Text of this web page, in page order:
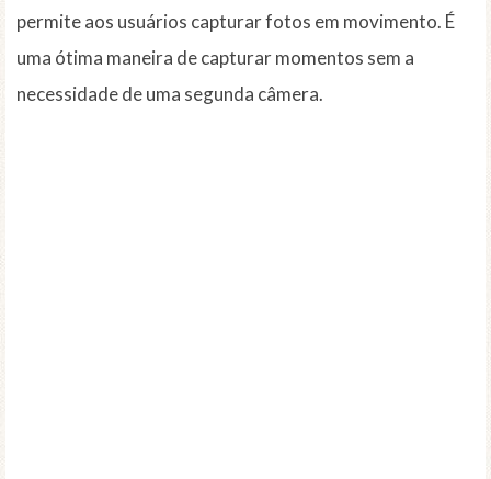
permite aos usuários capturar fotos em movimento. É
uma ótima maneira de capturar momentos sem a
necessidade de uma segunda câmera.